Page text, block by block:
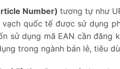
Number) tương tự như
quốc tế được sử dụng
sử dụng mã EAN cần
trong ngành bán lẻ, tiêu